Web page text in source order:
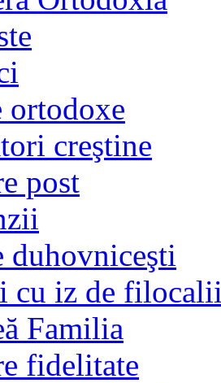
ortodoxe
creştine
post
duhovniceşti
cu iz de
Familia
fidelitate